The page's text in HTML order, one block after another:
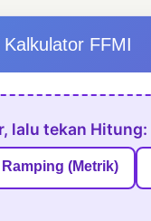
Kalkulator FFMI
lalu tekan Hitung:
(Metrik)